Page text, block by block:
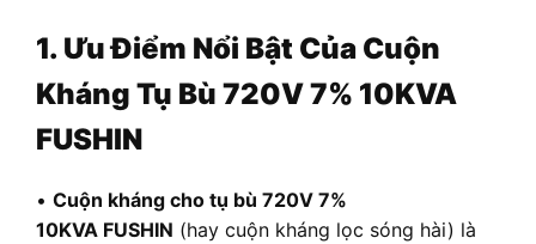
1. Ưu Điểm Nổi Bật Của Cuộn
Kháng Tụ Bù 720V 7% 10KVA
FUSHIN
• Cuộn kháng cho tụ bù 720V 7%
10KVA FUSHIN (hay cuộn kháng lọc sóng hài) là